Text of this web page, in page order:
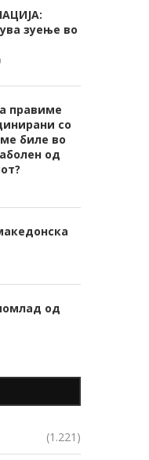
зуење во
правиме
со
биле во
од
од
(1.221)